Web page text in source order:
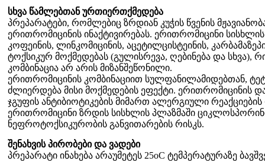
სხვა წამლებთან ურთიერთქმედება
პრეპარატები, რომლებიც ზრდიან კუჭის წვენის
ერითრომიცინის ინაქტივირებას. ერითრომიცინი
კოფეინის, ლინკომიცინის, აცეტილცისტეინის,
ტოქსიკურ მოქმედებას (გულისრევა, ღებინება და სხვა),
კომბინაცია არ არის მიზანშეწონილი.
ერითრომიცინის კომბინაციით სულფანილამიდებთან,
ძლიერდება მისი მოქმედების ეფექტი. ერითრომიცინის
ჯგუფის ანტიბიოტიკების მიმართ ალერგიული
ერითრომიცინი ზრდის სისხლის პლაზმაში
ნეფროტოქსიკურობის განვითარების რისკს.
შენახვის პირობები და ვადები
პრეპარატი ინახება არაუმეტეს 25oC ტემპერატურაზე